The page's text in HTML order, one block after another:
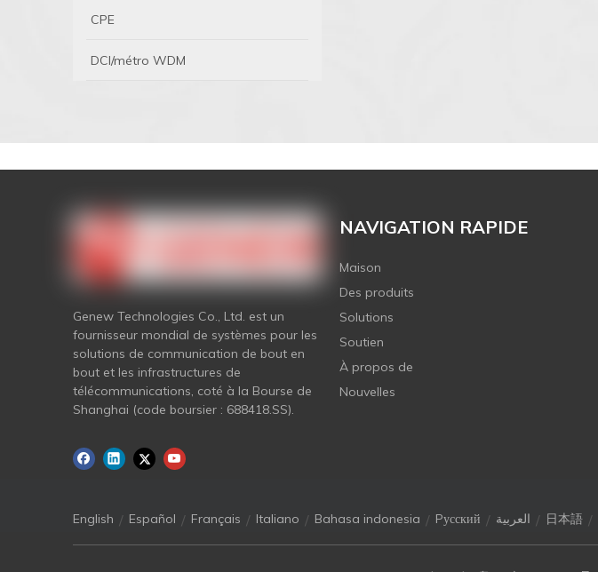
CPE
DCI/métro WDM
Genew Technologies Co., Ltd. est un
fournisseur mondial de systèmes pour les
solutions de communication de bout en
bout et les infrastructures de
télécommunications, coté à la Bourse de
Shanghai (code boursier : 688418.SS).
NAVIGATION RAPIDE
Maison
Des produits
Solutions
Soutien
À propos de
Nouvelles
English / Español / Français / Italiano / Bahasa indonesia / Pусский / العربية / 日本語 /